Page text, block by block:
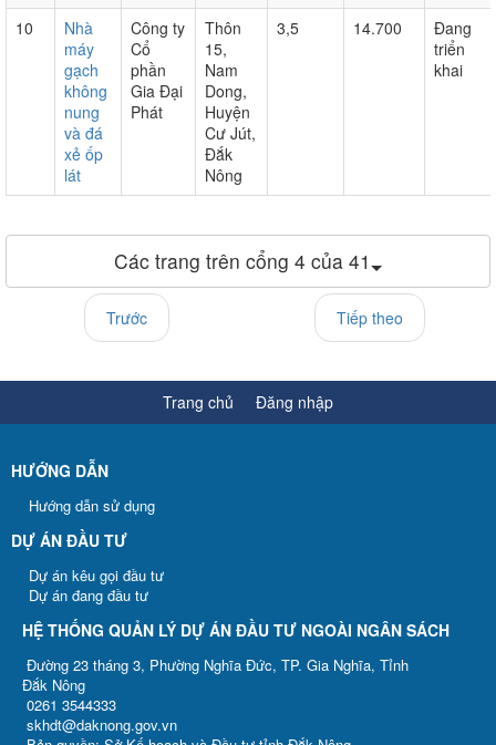
10
Nhà
máy
gạch
không
nung
và đá
xẻ ốp
lát
Công ty
Cổ
phần
Gia Đại
Phát
Thôn
15,
Nam
Dong,
Huyện
Cư Jút,
Đắk
Nông
3,5 14.700
Đang
triển
khai
Các trang trên cổng 4 của 41
Trước Tiếp theo
Trang chủ Đăng nhập
HƯỚNG DẪN
Hướng dẫn sử dụng
DỰ ÁN ĐẦU TƯ
Dự án kêu gọi đầu tư
Dự án đang đầu tư
HỆ THỐNG QUẢN LÝ DỰ ÁN ĐẦU TƯ NGOÀI NGÂN SÁCH
Đường 23 tháng 3, Phường Nghĩa Đức, TP. Gia Nghĩa, Tỉnh
Đắk Nông
0261 3544333
skhdt@daknong.gov.vn